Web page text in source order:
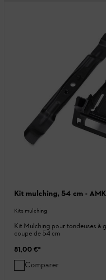
Kit mulching, 54 cm -
Kits mulching
Kit Mulching pour tondeuses à
coupe de 54 cm
81,00 €*
Comparer